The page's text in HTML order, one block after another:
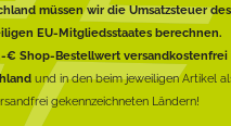
müssen wir die Umsatzsteuer des
EU-Mitgliedsstaates berechnen.
€ Shop-Bestellwert versandkostenfrei
und in den beim jeweiligen Artikel
gekennzeichneten Ländern!